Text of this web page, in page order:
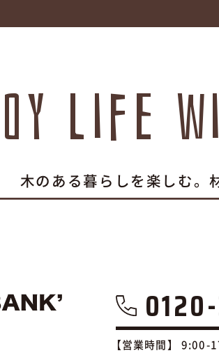
life
木のある暮らしを楽しむ。
【営業時間】